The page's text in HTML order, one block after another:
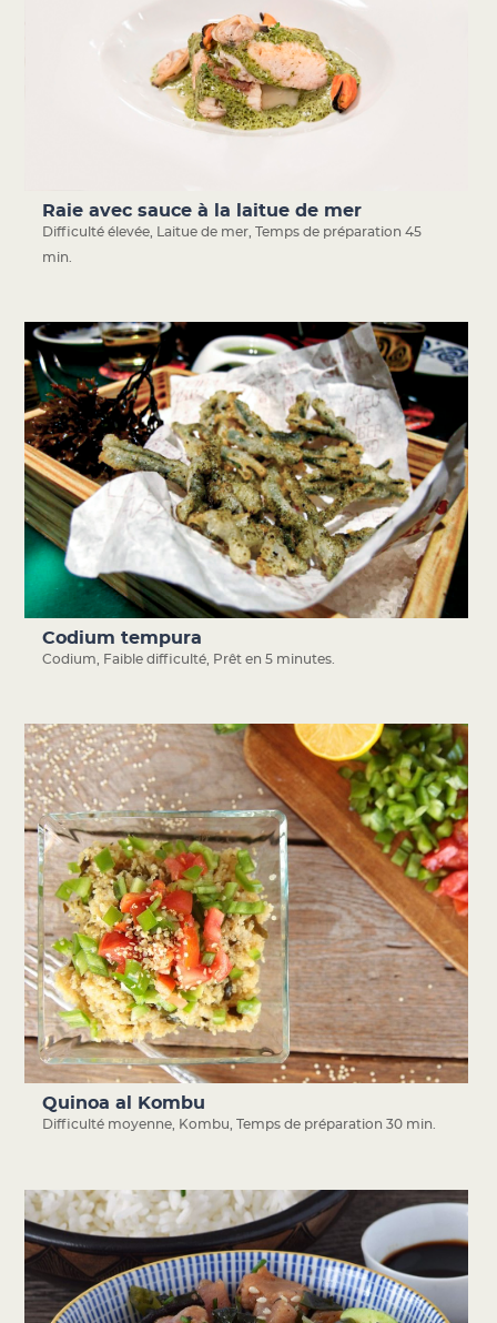
Raie avec sauce à la laitue de mer
Difficulté élevée Laitue de mer ,Temps de préparation 45
min.
Codium tempura
Codium Faible difficulté Prêt en 5 minutes.
Quinoa al Kombu
Difficulté moyenne, Kombu, Temps de préparation 30 min.